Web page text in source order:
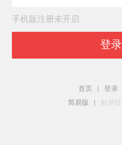
手机版注册未开启
登录
首页 | 登录
简易版
| 触屏版